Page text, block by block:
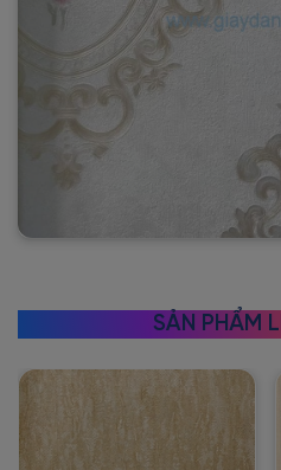
SẢN PHẨM